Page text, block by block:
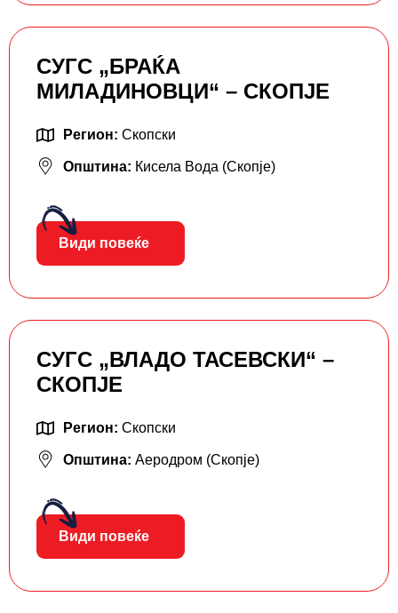
СУГС „БРАЌА
МИЛАДИНОВЦИ“ – СКОПЈЕ
Регион: Скопски
Општина: Кисела Вода (Скопје)
Види повеќе
СУГС „ВЛАДО ТАСЕВСКИ“ –
СКОПЈЕ
Регион: Скопски
Општина: Аеродром (Скопје)
Види повеќе